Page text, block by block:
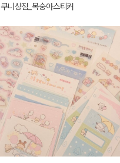
쿠니상점_복숭아스티커